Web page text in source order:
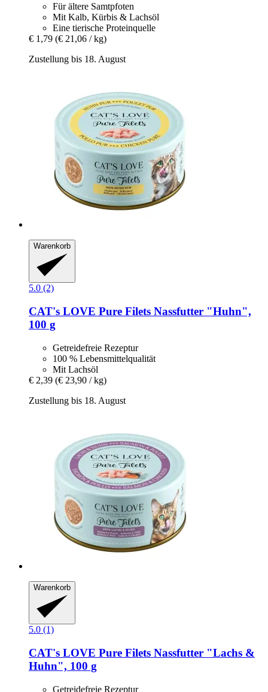
Für ältere Samtpfoten
Mit Kalb, Kürbis & Lachsöl
Eine tierische Proteinquelle
€ 1,79 (€ 21,06 / kg)
Zustellung bis 18. August
Warenkorb
5.0 (2)
CAT's LOVE Pure Filets Nassfutter "Huhn",
100 g
Getreidefreie Rezeptur
100 % Lebensmittelqualität
Mit Lachsöl
€ 2,39 (€ 23,90 / kg)
Zustellung bis 18. August
Warenkorb
5.0 (1)
CAT's LOVE Pure Filets Nassfutter "Lachs &
Huhn", 100 g
Getreidefreie Rezeptur